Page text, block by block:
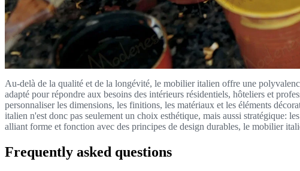
Au-delà de la qualité et de la longévité, le mobilier italien offre une
adapté pour répondre aux besoins des intérieurs résidentiels, hôteliers et
personnaliser les dimensions, les finitions, les matériaux et les éléments
italien n'est donc pas seulement un choix esthétique, mais aussi stratégique:
alliant forme et fonction avec des principes de design durables, le mobilier
Frequently asked questions